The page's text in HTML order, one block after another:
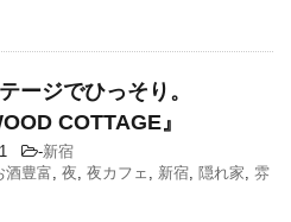
ージでひっそり。
COTTAGE』
-新宿
酒豊富, 夜, 夜カフェ , 新宿, 隠れ家, 雰